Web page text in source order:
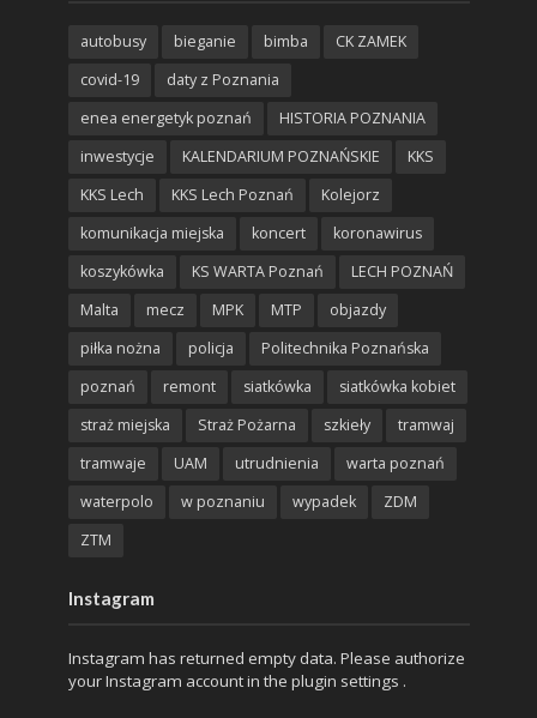
autobusy bieganie bimba
CK ZAMEK
covid-19
daty z Poznania
enea energetyk poznań
HISTORIA POZNANIA
inwestycje
KALENDARIUM POZNAŃSKIE
KKS
KKS Lech
KKS Lech Poznań
Kolejorz
komunikacja miejska
koncert
koronawirus
koszykówka
KS WARTA Poznań
LECH POZNAŃ
Malta
mecz MPK MTP
objazdy
piłka nożna
policja
Politechnika Poznańska
poznań
remont siatkówka
siatkówka kobiet
straż miejska
Straż Pożarna szkieły
tramwaj
tramwaje
UAM utrudnienia
warta poznań
waterpolo
w poznaniu wypadek
ZDM
ZTM
Instagram
Instagram has returned empty data. Please authorize
your Instagram account in the plugin settings .